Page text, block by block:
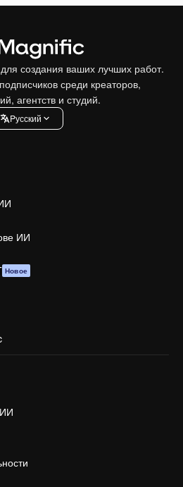
создания ваших лучших работ.
среди креаторов,
агентств и студий.
Pусский
ИИ
Новое